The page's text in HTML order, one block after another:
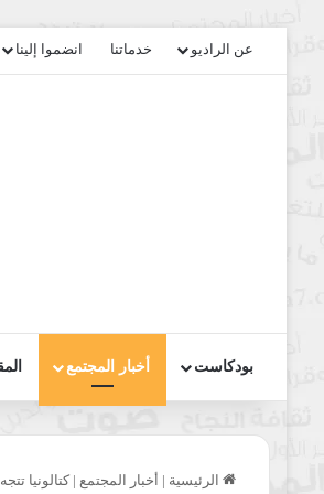
عن الراديو خدماتنا انضموا إلينا
بودكاست أخبار المجتمع
الرئيسية | أخبار المجتمع | كتالونيا